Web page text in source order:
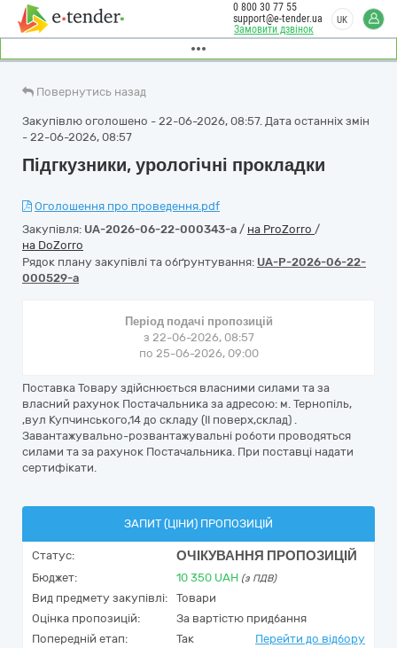
Замовити дзвінок
0 800 30 77 55
support@e-tender.ua
UK
Повернутись назад
Закупівлю оголошено - 22-06-2026, 08:57. Дата останніх змін
- 22-06-2026, 08:57
Підгкузники, урологічні прокладки
Оголошення про проведення.pdf
Закупівля: UA-2026-06-22-000343-a / на ProZorro /
на DoZorro
Рядок плану закупівлі та обґрунтування: UA-P-2026-06-22-
000529-a
Період подачі пропозицій
з 22-06-2026, 08:57
по 25-06-2026, 09:00
Поставка Товару здійснюється власними силами та за
власний рахунок Постачальника за адресою: м. Тернопіль,
,вул Купчинського,14 до складу (ІІ поверх,склад) .
Завантажувально-розвантажувальні роботи проводяться
силами та за рахунок Постачальника. При поставці надати
сертифікати.
ЗАПИТ (ЦІНИ) ПРОПОЗИЦІЙ
Статус: ОЧІКУВАННЯ ПРОПОЗИЦІЙ
Бюджет: 10 350 UAH (з ПДВ)
Вид предмету закупівлі:
Товари
Оцінка пропозицій:
За вартістю придбання
Попередній етап:
Так Перейти до відбору